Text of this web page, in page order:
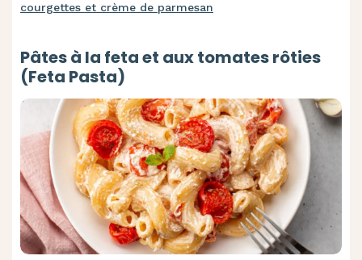
courgettes et crème de parmesan
Pâtes à la feta et aux tomates rôties
(Feta Pasta)